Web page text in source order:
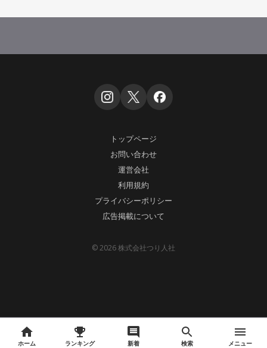
ホーム ランキング 新着 検索 メニュー
トップページ
お問い合わせ
運営会社
利用規約
プライバシーポリシー
広告掲載について
© 2026 株式会社つり人社